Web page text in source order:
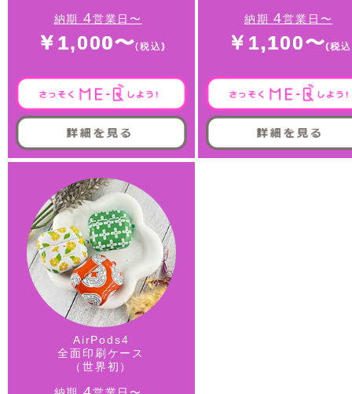
納期 4営業日〜
￥1,000〜
納期4営業日〜
￥1,100〜
AirPods4
全面印刷ケース
（世界初）